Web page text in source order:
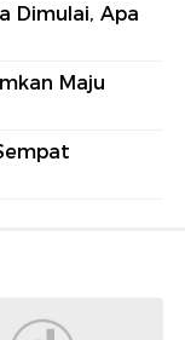
Dimulai, Apa
Maju